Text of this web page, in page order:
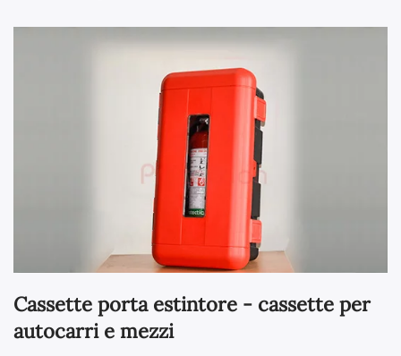
Cassette porta estintore - cassette per
autocarri e mezzi